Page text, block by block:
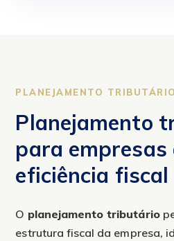
PLANEJAMENTO TRIBUTÁRIO
Planejamento
para empresas
eficiência fiscal
O planejamento tributário
estrutura fiscal da empresa,